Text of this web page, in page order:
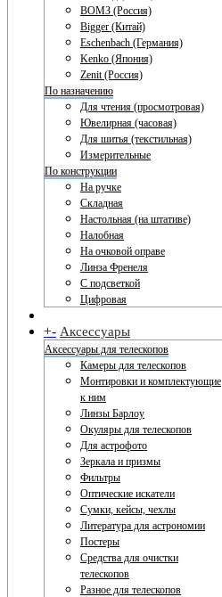
ВОМЗ (Россия)
Bigger (Китай)
Eschenbach (Германия)
Kenko (Япония)
Zenit (Россия)
По назначению
Для чтения (просмотровая)
Ювелирная (часовая)
Для шитья (текстильная)
Измерительные
По конструкции
На ручке
Складная
Настольная (на штативе)
Налобная
На очковой оправе
Линза Френеля
С подсветкой
Цифровая
+- Аксессуары
Аксессуары для телескопов
Камеры для телескопов
Монтировки и комплектующие
к ним
Линзы Барлоу
Окуляры для телескопов
Для астрофото
Зеркала и призмы
Фильтры
Оптические искатели
Сумки, кейсы, чехлы
Литература для астрономии
Постеры
Средства для очистки
телескопов
Разное для телескопов